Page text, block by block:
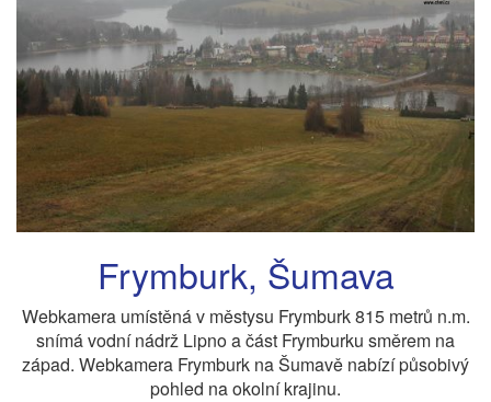
Frymburk, Šumava
Webkamera umístěná v městysu Frymburk 815 metrů n.m.
snímá vodní nádrž Lipno a část Frymburku směrem na
západ. Webkamera Frymburk na Šumavě nabízí působivý
pohled na okolní krajinu.